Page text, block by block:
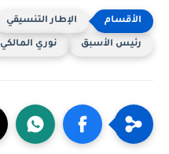
الإطار التنسيقي
رئيس الأسبق نوري المالكي